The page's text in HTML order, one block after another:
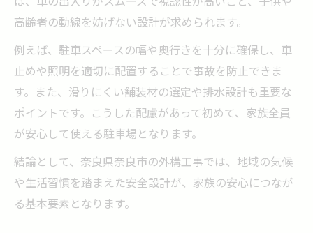
立
奈良 外構 おしゃれを実現する素材選びの秘
訣
外構工事で人気の植栽や照明プランの工夫
点
奈良市 造園と外構工事の組み合わせアイデ
ア
外構工事で印象を変えるフェンスと門扉の
選択
予算内で駐車場を安全・快適に設計
高齢者の動線を妨げない設計が求められます。
例えば、駐車スペースの幅や奥行きを十分に確保し、車
止めや照明を適切に配置することで事故を防止できま
す。また、滑りにくい舗装材の選定や排水設計も重要な
ポイントです。こうした配慮があって初めて、家族全員
が安心して使える駐車場となります。
結論として、奈良県奈良市の外構工事では、地域の気候
や生活習慣を踏まえた安全設計が、家族の安心につなが
る基本要素となります。